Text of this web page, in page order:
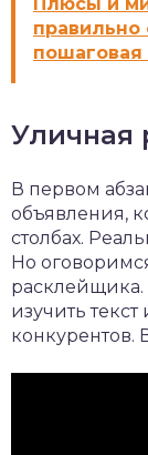
правильно
пошаговая
Уличная
В первом
объявления,
столбах.
Но
расклейщика.
изучить
конкурентов.